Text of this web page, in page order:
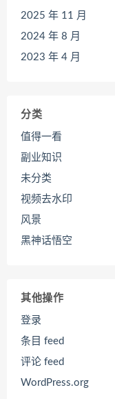
2025 年 11 月
2024 年 8 月
2023 年 4 月
分类
值得一看
副业知识
未分类
视频去水印
风景
黑神话悟空
其他操作
登录
条目 feed
评论 feed
WordPress.org